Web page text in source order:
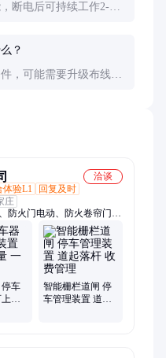
断电后可持续工作2-4
？
，可能需要升级布线。
洽谈
体验L1
回复及时
庄
防火门电动、防火卷帘门、
车器
车
门
智能栅栏道闸 停
车管理装置 道起